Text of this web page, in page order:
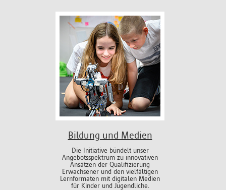
Bildung und Medien
Die Initiative bündelt unser
Angebotsspektrum zu innovativen
Ansätzen der Qualifizierung
Erwachsener und den vielfältigen
Lernformaten mit digitalen Medien
für Kinder und Jugendliche.